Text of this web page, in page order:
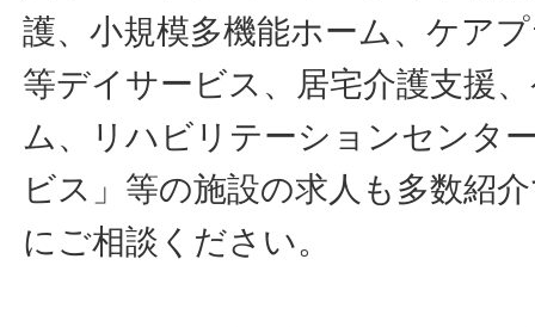
護、小規模多機能ホーム、ケア
等デイサービス、居宅介護支援
ム、リハビリテーションセンタ
ビス」等の施設の求人も多数紹
にご相談ください。